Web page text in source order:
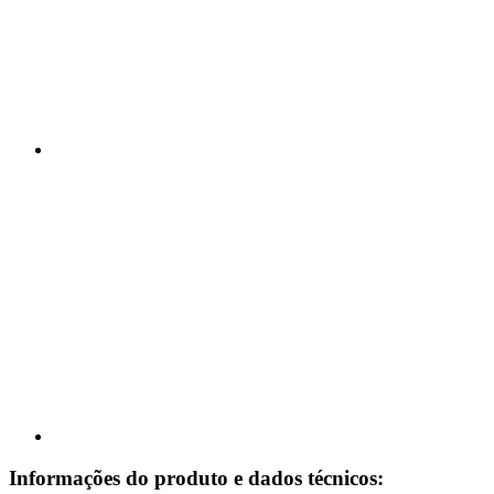
Informações do produto e dados técnicos: